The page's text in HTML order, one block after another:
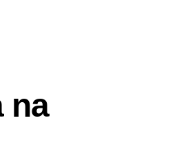
na